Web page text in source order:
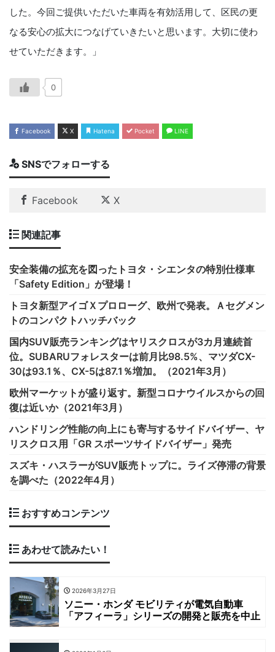
した。今回ご提供いただいた車両を有効活用して、区民の更
なる安心の拡大につなげていきたいと思います。大切に使わ
せていただきます。」
0
Facebook X Hatena Pocket LINE
SNSでフォローする
Facebook X
関連記事
安全装備の拡充を図ったトヨタ・シエンタの特別仕様車
「Safety Edition」が登場！
トヨタ新型アイゴＸプロローグ、欧州で発表。Ａセグメン
トのコンパクトハッチバック
国内SUV販売ランキングはヤリスクロスが3カ月連続首
位。SUBARUフォレスターは前月比98.5%、マツダCX-
30は93.1％、CX-5は87.1％増加。（2021年3月）
欧州マーケットが盛り返す。新型コロナウイルスからの回
復は近いか（2021年3月）
ハンドリング性能の向上にも寄与するサイドバイザー、ヤ
リスクロス用「GR スポーツサイドバイザー」発売
スズキ・ハスラーがSUV販売トップに。ライズ停滞の背景
を調べた（2022年4月）
おすすめコンテンツ
あわせて読みたい！
2026年3月27日
ソニー・ホンダ モビリティが電気自動車
「アフィーラ」シリーズの開発と販売を中止